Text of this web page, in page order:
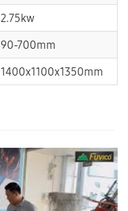
2.75kw
90-700mm
1400x1100x1350mm